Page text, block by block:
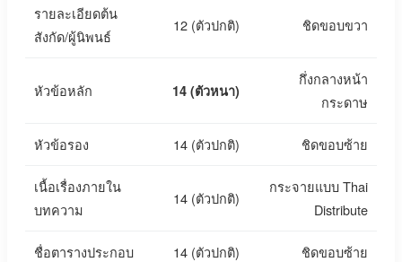
รายละเอียดต้น
สังกัด/ผู้นิพนธ์
12 (ตัวปกติ) ชิดขอบขวา
หัวข้อหลัก 14 (ตัวหนา)
กึ่งกลางหน้า
กระดาษ
หัวข้อรอง 14 (ตัวปกติ) ชิดขอบซ้าย
เนื้อเรื่องภายใน
บทความ
14 (ตัวปกติ)
กระจายแบบ Thai
Distribute
ชื่อตารางประกอบ 14 (ตัวปกติ) ชิดขอบซ้าย